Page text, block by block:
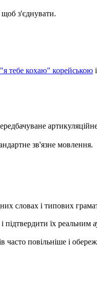
з'єднувати.
"я тебе кохаю" корейською
зв'язне мовлення.
словах і типових
їх реальним
часто повільніше і